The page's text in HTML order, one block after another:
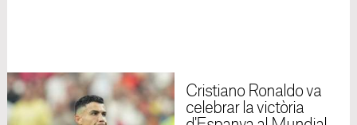
Cristiano Ronaldo va
celebrar la victòria